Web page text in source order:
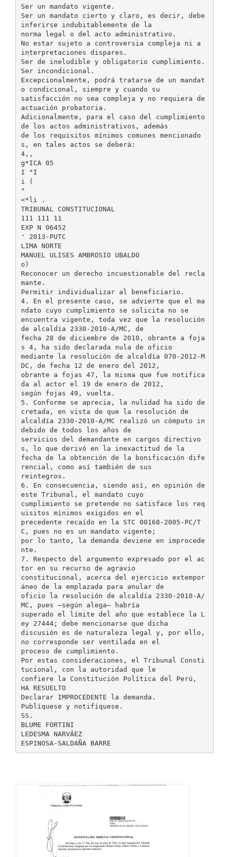
Ser un mandato vigente.
Ser un mandato cierto y claro, es decir, debe
inferirse indubitablemente de la
norma legal o del acto administrativo.
No estar sujeto a controversia compleja ni a
interpretaciones dispares.
Ser de ineludible y obligatorio cumplimiento.
Ser incondicional.
Excepcionalmente, podrá tratarse de un mandat
o condicional, siempre y cuando su
satisfacción no sea compleja y no requiera de
actuación probatoria.
Adicionalmente, para el caso del cumplimiento
de los actos administrativos, además
de los requisitos mínimos comunes mencionado
s, en tales actos se deberá:
4,,
g*ICA 05
I °I
i (
"
<*li .
TRIBUNAL CONSTITUCIONAL
111 111 11
EXP N 06452
' 2013-PUTC
LIMA NORTE
MANUEL ULISES AMBROSIO UBALDO
o)
Reconocer un derecho incuestionable del recla
mante.
Permitir individualizar al beneficiario.
4. En el presente caso, se advierte que el ma
ndato cuyo cumplimiento se solicita no se
encuentra vigente, toda vez que la resolución
de alcaldía 2330-2010-A/MC, de
fecha 28 de diciembre de 2010, obrante a foja
s 4, ha sido declarada nula de oficio
mediante la resolución de alcaldía 070-2012-M
DC, de fecha 12 de enero del 2012,
obrante a fojas 47, la misma que fue notifica
da al actor el 19 de enero de 2012,
según fojas 49, vuelta.
5. Conforme se aprecia, la nulidad ha sido de
cretada, en vista de que la resolución de
alcaldía 2330-2010-A/MC realizó un cómputo in
debido de todos los años de
servicios del demandante en cargos directivo
s, lo que derivó en la inexactitud de la
fecha de la obtención de la bonificación dife
rencial, como así también de sus
reintegros.
6. En consecuencia, siendo así, en opinión de
este Tribunal, el mandato cuyo
cumplimiento se pretende no satisface los req
uisitos mínimos exigidos en el
precedente recaído en la STC 00168-2005-PC/T
C, pues no es un mandato vigente;
por lo tanto, la demanda deviene en improcede
nte.
7. Respecto del argumento expresado por el ac
tor en su recurso de agravio
constitucional, acerca del ejercicio extempor
áneo de la emplazada para anular de
oficio la resolución de alcaldía 2330-2010-A/
MC, pues —según alega— habría
superado el límite del año que establece la L
ey 27444; debe mencionarse que dicha
discusión es de naturaleza legal y, por ello,
no corresponde ser ventilada en el
proceso de cumplimiento.
Por estas consideraciones, el Tribunal Consti
tucional, con la autoridad que le
confiere la Constitución Política del Perú,
HA RESUELTO
Declarar IMPROCEDENTE la demanda.
Publíquese y notifíquese.
SS.
BLUME FORTINI
LEDESMA NARVÁEZ